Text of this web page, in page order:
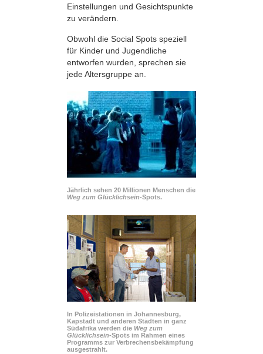
Einstellungen und Gesichtspunkte
zu verändern.
Obwohl die Social Spots speziell
für Kinder und Jugendliche
entworfen wurden, sprechen sie
jede Altersgruppe an.
Jährlich sehen 20 Millionen Menschen die
Weg zum Glücklichsein-Spots.
In Polizeistationen in Johannesburg,
Kapstadt und anderen Städten in ganz
Südafrika werden die Weg zum
Glücklichsein-Spots im Rahmen eines
Programms zur Verbrechensbekämpfung
ausgestrahlt.